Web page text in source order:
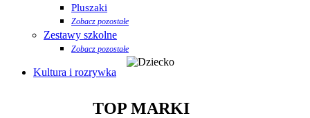
Pluszaki
Zobacz pozostałe
Zestawy szkolne
Zobacz pozostałe
Kultura i rozrywka
TOP MARKI